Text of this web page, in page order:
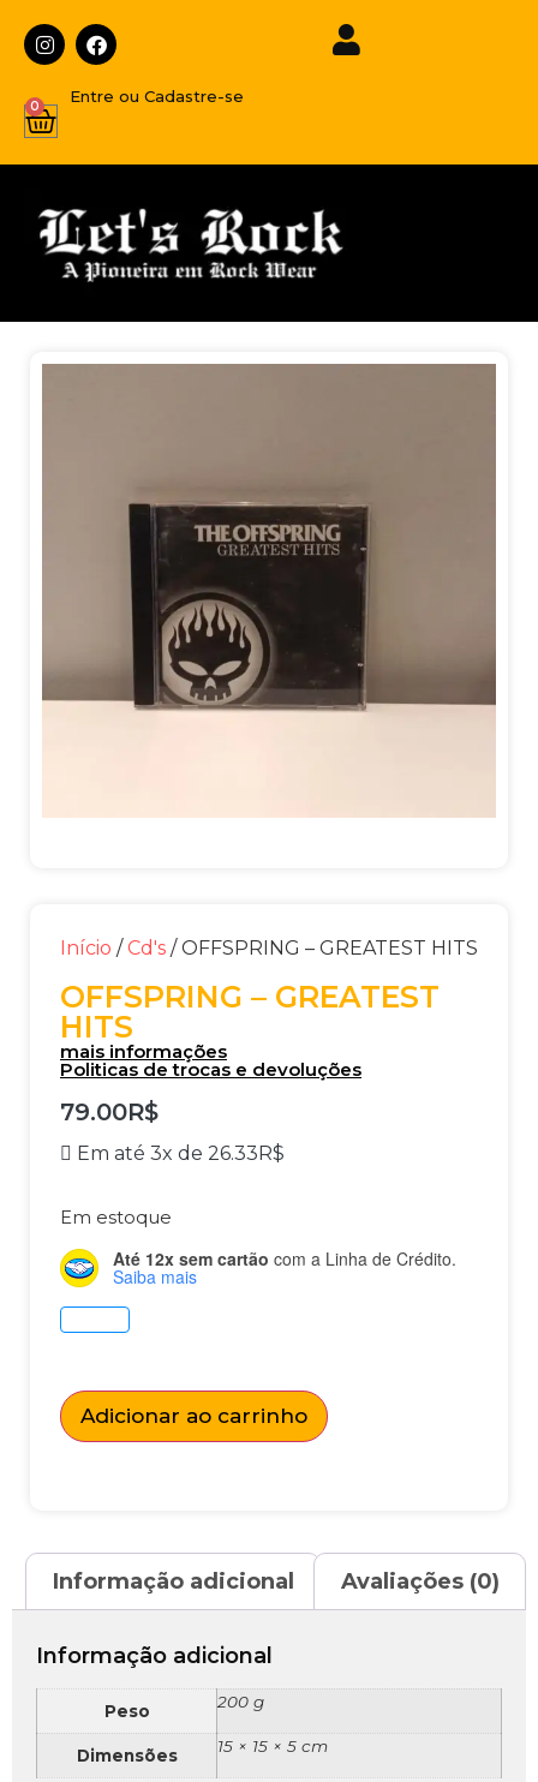
Entre ou Cadastre-se
0
Início / Cd's / OFFSPRING – GREATEST HITS
OFFSPRING – GREATEST
HITS
mais informações
Politicas de trocas e devoluções
79.00R$
Em até 3x de 26.33R$
Em estoque
Até 12x sem cartão com a Linha de Crédito.
Saiba mais
Adicionar ao carrinho
Informação adicional Avaliações (0)
Informação adicional
Peso 200 g
Dimensões 15 × 15 × 5 cm